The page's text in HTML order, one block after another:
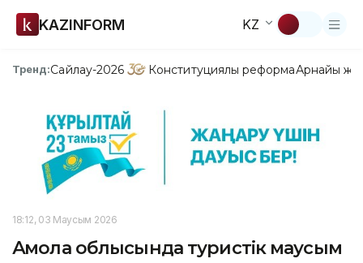
KAZINFORM KZ
Тренд:Сайлау-2026 Конституциялық реформаАрнайы
18:12, 03 Маусым 2026
Ақмола облысында туристік маусым